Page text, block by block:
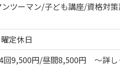
ツーマン/子ども講座/資格対
定休日
回9,500円/昼間8,500円 ～詳し